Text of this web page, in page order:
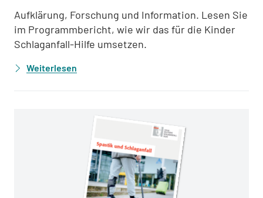
Aufklärung, Forschung und Information. Lesen Sie
im Programmbericht, wie wir das für die Kinder
Schlaganfall-Hilfe umsetzen.
Weiterlesen